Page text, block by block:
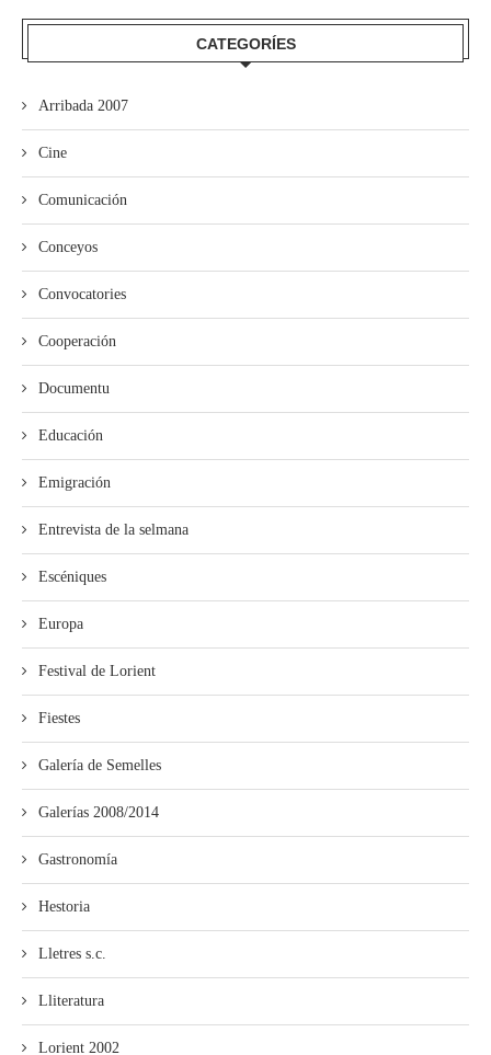
CATEGORÍES
Arribada 2007
Cine
Comunicación
Conceyos
Convocatories
Cooperación
Documentu
Educación
Emigración
Entrevista de la selmana
Escéniques
Europa
Festival de Lorient
Fiestes
Galería de Semelles
Galerías 2008/2014
Gastronomía
Hestoria
Lletres s.c.
Lliteratura
Lorient 2002